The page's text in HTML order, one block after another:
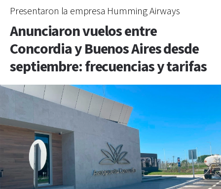
Presentaron la empresa Humming Airways
Anunciaron vuelos entre
Concordia y Buenos Aires desde
septiembre: frecuencias y tarifas